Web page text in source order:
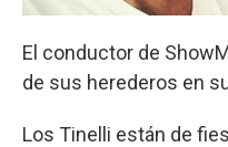
El conductor de
de sus herederos en
Los Tinelli están de